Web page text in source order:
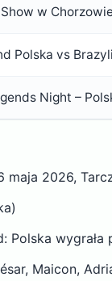
w
Polska vs
Night –
maja 2026,
Polska
Maicon,